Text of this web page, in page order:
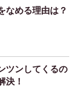
なめる理由は？
ツンしてくるの
決！